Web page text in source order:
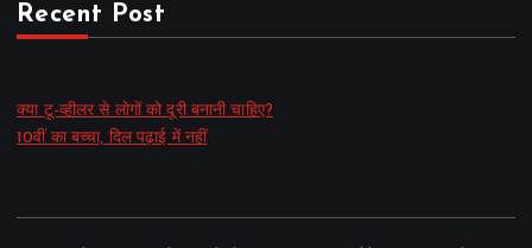
Recent Post
क्या टू-व्हीलर से लोगों को दूरी बनानी चाहिए?
10वीं का बच्चा, दिल पढ़ाई में नहीं